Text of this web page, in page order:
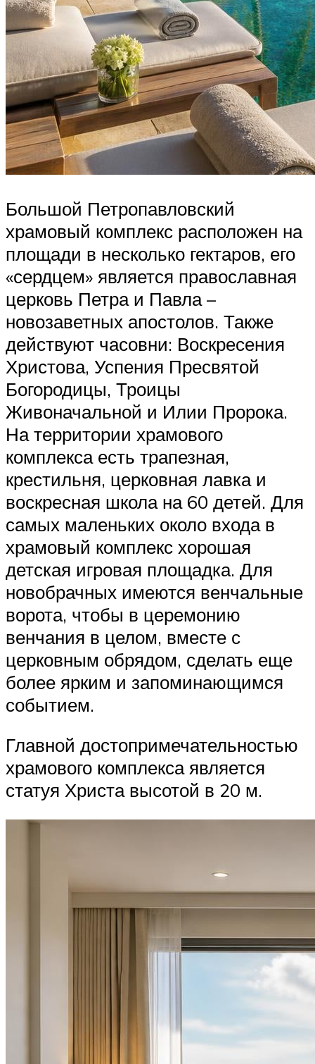
Большой Петропавловский
храмовый комплекс расположен на
площади в несколько гектаров, его
«сердцем» является православная
церковь Петра и Павла –
новозаветных апостолов. Также
действуют часовни: Воскресения
Христова, Успения Пресвятой
Богородицы, Троицы
Живоначальной и Илии Пророка.
На территории храмового
комплекса есть трапезная,
крестильня, церковная лавка и
воскресная школа на 60 детей. Для
самых маленьких около входа в
храмовый комплекс хорошая
детская игровая площадка. Для
новобрачных имеются венчальные
ворота, чтобы в церемонию
венчания в целом, вместе с
церковным обрядом, сделать еще
более ярким и запоминающимся
событием.
Главной достопримечательностью
храмового комплекса является
статуя Христа высотой в 20 м.